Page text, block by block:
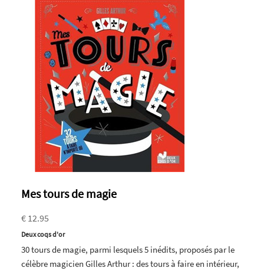
Mes tours de magie
€ 12.95
Deux coqs d'or
30 tours de magie, parmi lesquels 5 inédits, proposés par le
célèbre magicien Gilles Arthur : des tours à faire en intérieur,